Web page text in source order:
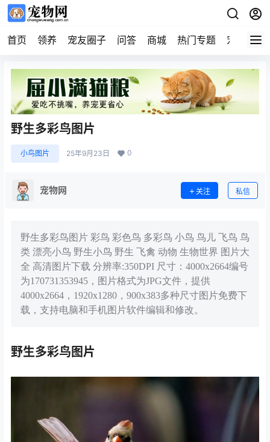
首页 领养 宠友圈子 问答 商城 热门专题 宠物企业
野生多彩鸟图片
小鸟图片 25年9月23日 0
宠物网 关注 私信
野生多彩鸟图片 彩鸟 彩色鸟 多彩鸟 小鸟 鸟儿 飞鸟 鸟
类 漂亮小鸟 野生小鸟 野生 飞禽 动物 生物世界 图片大
全 高清图片下载 分辨率:350DPI 尺寸：4000x2664编号
为170731353945，图片格式为JPG文件，提供
4000x2664，1920x1280，900x383多种尺寸图片免费下
载，支持电脑和手机图片软件编辑和修改。
野生多彩鸟图片